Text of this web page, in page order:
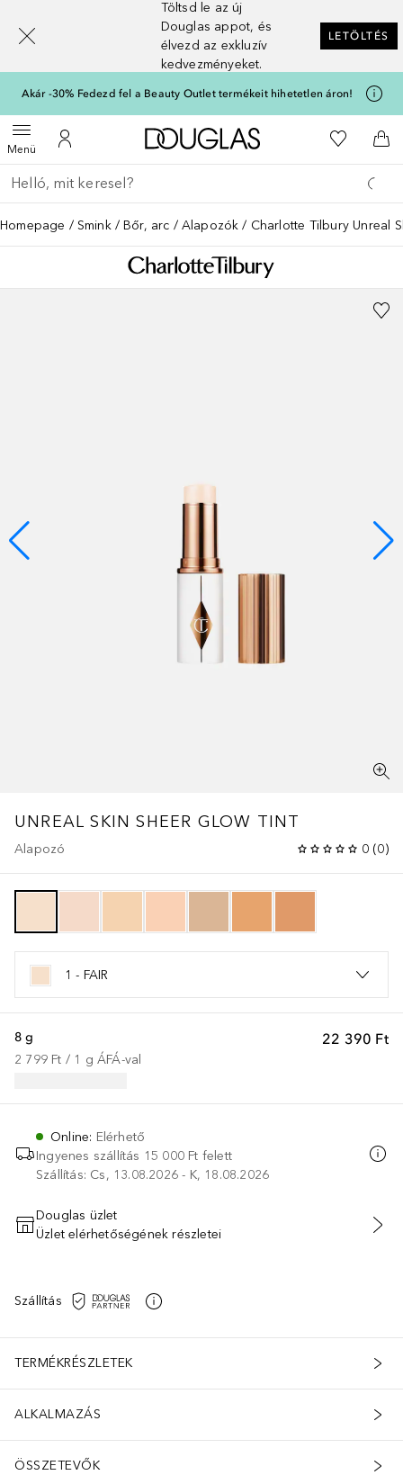
Töltsd le az új
Douglas appot, és
élvezd az exkluzív
kedvezményeket.
LETÖLTÉS
Akár -30% Fedezd fel a Beauty Outlet termékeit hihetetlen áron!
MenüMenü megnyitása
A fiókomhoz
A Douglas Főoldalra
A
Menj vissza
Keresés végrehajtása
Homepage Smink Bőr, arc Alapozók Charlotte Tilbury Unreal
UNREAL SKIN SHEER GLOW TINT
Alapozó 0 (0)
1 - FAIR
22 390 Ft
8 g
2 799 Ft / 1 g ÁFÁ-val
Online: Elérhető
Ingyenes szállítás 15 000 Ft felett
Szállítás: Cs, 13.08.2026 - K, 18.08.2026
KOSÁRBA HELYEZÉS
Douglas üzlet
Üzlet elérhetőségének részletei
Szállítás
TERMÉKRÉSZLETEK
ALKALMAZÁS
ÖSSZETEVŐK
[navigation.slideout.screenreader]